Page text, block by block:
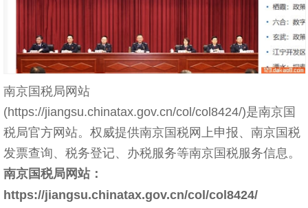
南京国税局网站
(https://jiangsu.chinatax.gov.cn/col/col8424/)是南京国
税局官方网站。权威提供南京国税网上申报、南京国税
发票查询、税务登记、办税服务等南京国税服务信息。
南京国税局网站：
https://jiangsu.chinatax.gov.cn/col/col8424/